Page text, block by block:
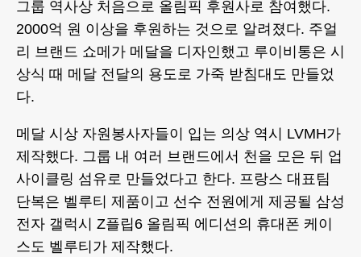
그룹 역사상 처음으로 올림픽 후원사로 참여했다.
2000억 원 이상을 후원하는 것으로 알려졌다. 주얼
리 브랜드 쇼메가 메달을 디자인했고 루이비통은 시
상식 때 메달 전달의 용도로 가죽 받침대도 만들었
다.
메달 시상 자원봉사자들이 입는 의상 역시 LVMH가
제작했다. 그룹 내 여러 브랜드에서 천을 모은 뒤 업
사이클링 섬유로 만들었다고 한다. 프랑스 대표팀
단복은 벨루티 제품이고 선수 전원에게 제공될 삼성
전자 갤럭시 Z플립6 올림픽 에디션의 휴대폰 케이
스도 벨루티가 제작했다.